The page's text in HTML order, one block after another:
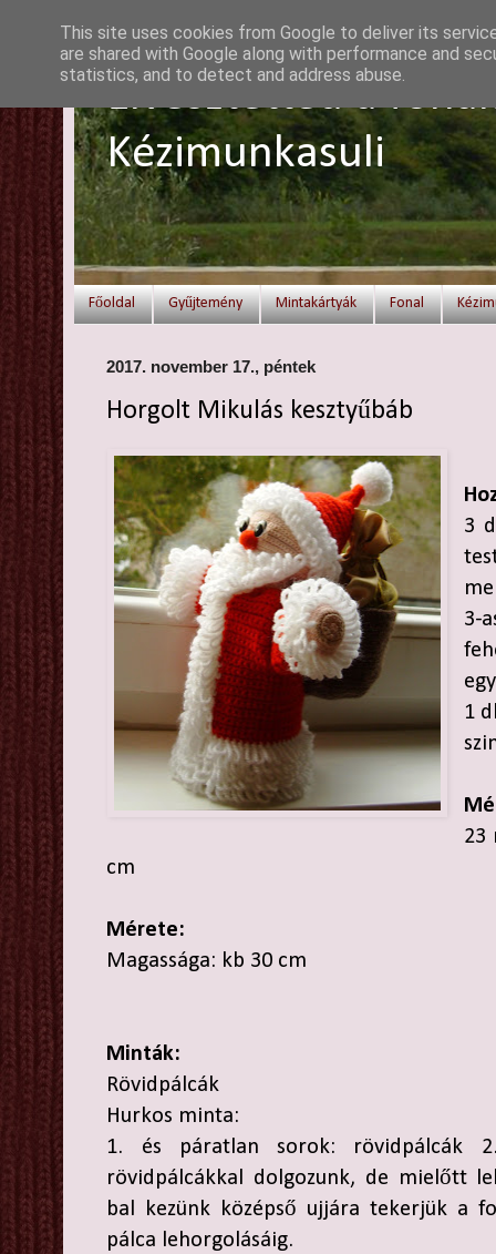
Elvesztetted a
Kézimunkasuli
Főoldal Gyűjtemény Mintakártyák Fonal
2017. november 17., péntek
Horgolt Mikulás kesztyűbáb
3
3-
1
23
cm
Mérete:
Magassága: kb 30 cm
Minták:
Rövidpálcák
Hurkos minta:
1. és páratlan sorok: rövidpálcák
rövidpálcákkal dolgozunk, de mielőtt
bal kezünk középső ujjára tekerjük a
pálca lehorgolásáig.
This site uses cookies from Google to deliver its
are shared with Google along with performance and
statistics, and to detect and address abuse.